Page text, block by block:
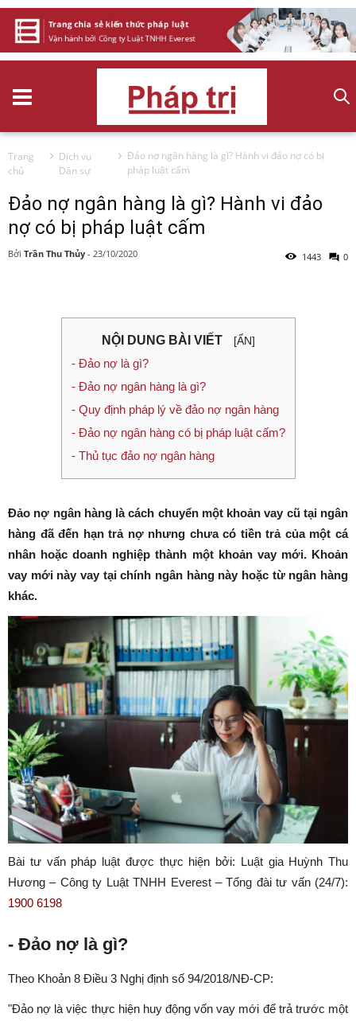
Trang
chủ
Dịch vụ
Dân sự
Đảo nợ ngân hàng là gì? Hành vi đảo nợ có bị
pháp luật cấm
Đảo nợ ngân hàng là gì? Hành vi đảo
nợ có bị pháp luật cấm
Bởi Trần Thu Thủy - 23/10/2020 1443 0
NỘI DUNG BÀI VIẾT [ẨN]
- Đảo nợ là gì?
- Đảo nợ ngân hàng là gì?
- Quy định pháp lý về đảo nợ ngân hàng
- Đảo nợ ngân hàng có bị pháp luật cấm?
- Thủ tục đảo nợ ngân hàng
Đảo nợ ngân hàng là cách chuyển một khoản vay cũ tại ngân
hàng đã đến hạn trả nợ nhưng chưa có tiền trả của một cá
nhân hoặc doanh nghiệp thành một khoản vay mới. Khoản
vay mới này vay tại chính ngân hàng này hoặc từ ngân hàng
khác.
Bài tư vấn pháp luật được thực hiện bởi: Luật gia Huỳnh Thu
Hương – Công ty Luật TNHH Everest – Tổng đài tư vấn (24/7):
1900 6198
- Đảo nợ là gì?
Theo Khoản 8 Điều 3 Nghị định số 94/2018/NĐ-CP:
"Đảo nợ là việc thực hiện huy động vốn vay mới để trả trước một